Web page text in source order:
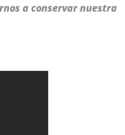
a conservar nuestra